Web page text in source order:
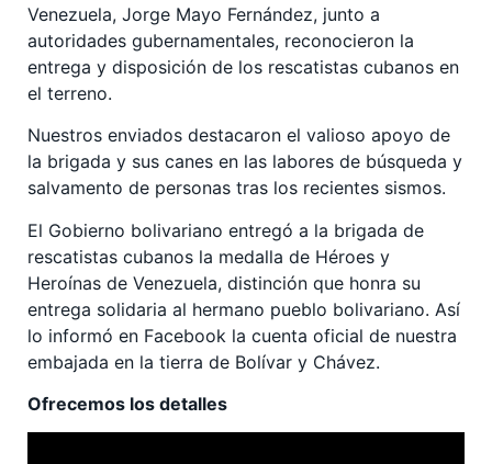
Venezuela, Jorge Mayo Fernández, junto a
autoridades gubernamentales, reconocieron la
entrega y disposición de los rescatistas cubanos en
el terreno.
Nuestros enviados destacaron el valioso apoyo de
la brigada y sus canes en las labores de búsqueda y
salvamento de personas tras los recientes sismos.
El Gobierno bolivariano entregó a la brigada de
rescatistas cubanos la medalla de Héroes y
Heroínas de Venezuela, distinción que honra su
entrega solidaria al hermano pueblo bolivariano. Así
lo informó en Facebook la cuenta oficial de nuestra
embajada en la tierra de Bolívar y Chávez.
Ofrecemos los detalles